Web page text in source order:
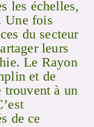
les échelles,
Une fois
du secteur
leurs
Le Rayon
et de
trouvent à un
de ce